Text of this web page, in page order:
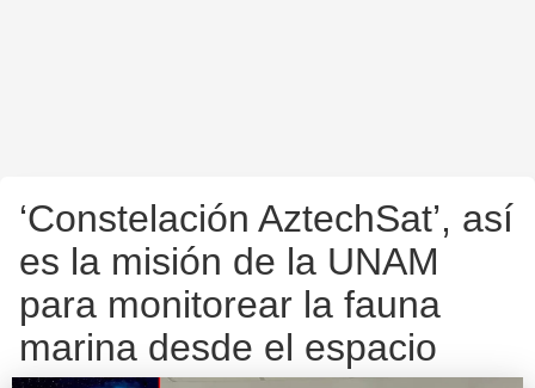
‘Constelación AztechSat’, así
es la misión de la UNAM
para monitorear la fauna
marina desde el espacio